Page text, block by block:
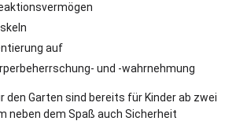
auf
und -wahrnehmung
den Garten sind bereits für Kinder ab zwei
neben dem Spaß auch Sicherheit